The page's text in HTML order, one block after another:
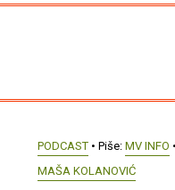
PODCAST • Piše: MV INFO
MAŠA KOLANOVIĆ